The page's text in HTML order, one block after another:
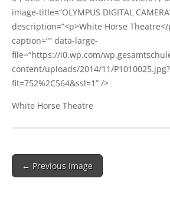
image-title=“OLYMPUS DIGITAL
description=”<p>White Hor­se
cap­ti­on=”” data-large-
file=“https://i0.wp.com/
content/uploads/2014/11/P1010025.jpg?
fit=752%2C564&ssl=1” />
White Hor­se Theatre
Post
navigation
← Previous Image